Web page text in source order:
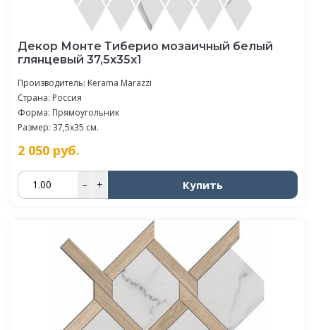
Декор Монте Тиберио мозаичный белый
глянцевый 37,5x35x1
Производитель: Kerama Marazzi
Страна: Россия
Форма: Прямоугольник
Размер: 37,5x35 см.
2 050 руб.
– + Купить